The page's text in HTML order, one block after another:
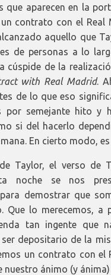
que aparecen en la
contrato con el Real
aquello que
de personas a lo
cúspide de la
with Real Madrid.
de lo que eso
por semejante hito y
si del hacerlo
En cierto modo,
Taylor, el verso de
noche se nos
demostrar que
Que lo merecemos, a
tan ingente que
ser depositario de la
un contrato con el
nuestro ánimo (y